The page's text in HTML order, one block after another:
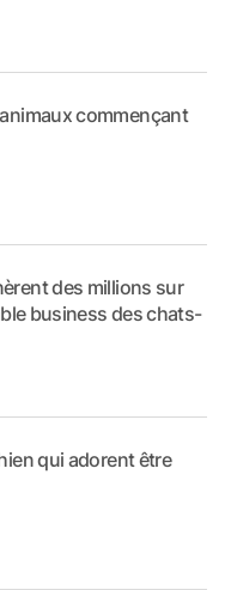
commençant
des millions sur
business des chats-
qui adorent être